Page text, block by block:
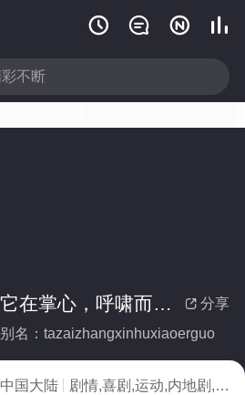
   
 分享
它在掌心，呼啸而过(全集)
别名：tazaizhangxinhuxiaoerguo
中国大陆
剧情,喜剧,运动,内地剧,国产